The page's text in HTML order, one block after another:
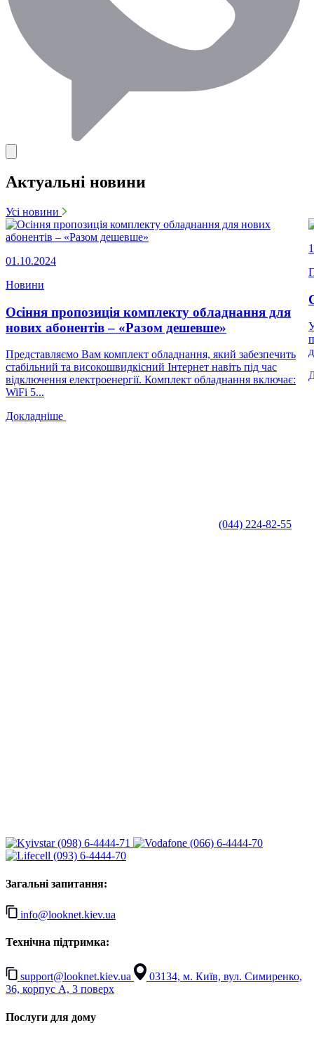
Актуальні новини
Усі новини
01.10.2024
Новини
Осіння пропозиція комплекту обладнання для
нових абонентів – «Разом дешевше»
Представляємо Вам комплект обладнання, який забезпечить
стабільний та високошвидкісний Інтернет навіть під час
відключення електроенергії. Комплект обладнання включає:
WiFi 5...
Докладніше
(044) 224-82-55
(098) 6-4444-71
(066) 6-4444-70
(093) 6-4444-70
Загальні запитання:
info@looknet.kiev.ua
Технічна підтримка:
support@looknet.kiev.ua
03134, м. Київ, вул. Симиренко,
36, корпус А, 3 поверх
Послуги для дому